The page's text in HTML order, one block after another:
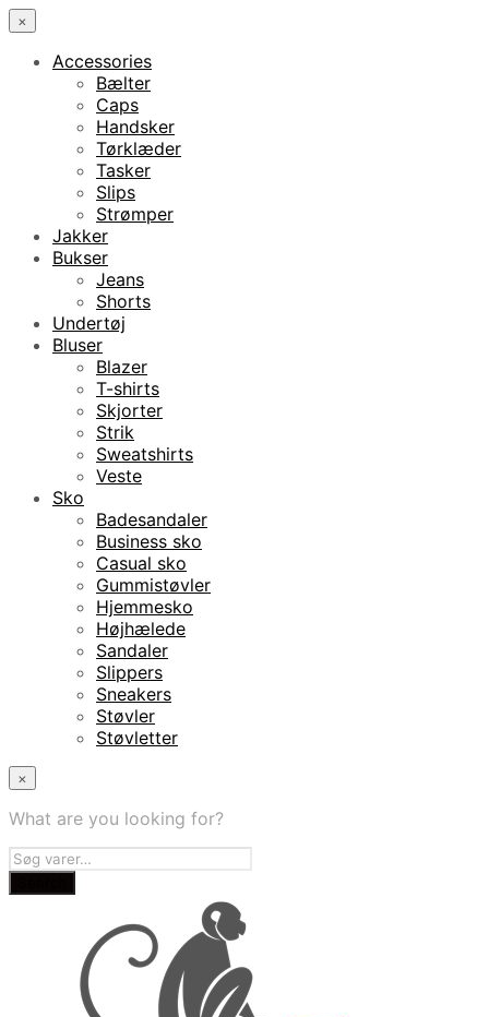
×
Accessories
Bælter
Caps
Handsker
Tørklæder
Tasker
Slips
Strømper
Jakker
Bukser
Jeans
Shorts
Undertøj
Bluser
Blazer
T-shirts
Skjorter
Strik
Sweatshirts
Veste
Sko
Badesandaler
Business sko
Casual sko
Gummistøvler
Hjemmesko
Højhælede
Sandaler
Slippers
Sneakers
Støvler
Støvletter
×
What are you looking for?